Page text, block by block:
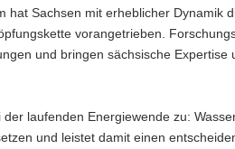
Sachsen mit erheblicher Dynamik
vorangetrieben.
und bringen sächsische Expertise
laufenden Energiewende zu:
und leistet damit einen